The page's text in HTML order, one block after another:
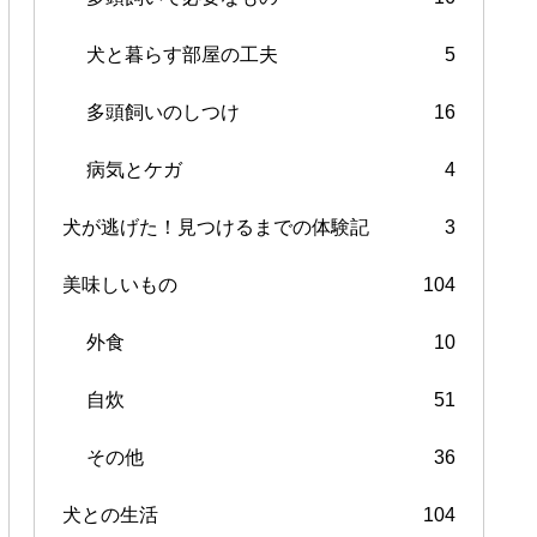
犬と暮らす部屋の工夫 5
多頭飼いのしつけ 16
病気とケガ 4
犬が逃げた！見つけるまでの体験記 3
美味しいもの 104
外食 10
自炊 51
その他 36
犬との生活 104